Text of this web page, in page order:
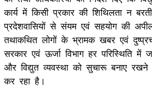
कार्य में किसी प्रकार की शिथिलता न
प्रदेशवासियों से संयम एवं सहयोग की
तथाकथित लोगों के भ्रामक खबर एवं
सरकार एवं ऊर्जा विभाग हर परिस्थिति
और विद्युत व्यवस्था को सुचारू बनाए रखने
कर रहा है।